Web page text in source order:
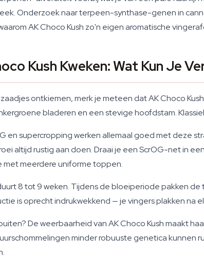
Onderzoek naar terpeen-synthase-genen in
AK Choco Kush zo'n eigen aromatische
Kush Kweken: Wat Kun Je
ontkiemen, merk je meteen dat AK Choco
bladeren en een stevige hoofdstam.
en supercropping werken allemaal goed met deze
altijd rustig aan doen. Draai je een ScrOG-net in een
met meerdere uniforme toppen.
8 tot 9 weken. Tijdens de bloeiperiode pakken
is oprecht indrukwekkend — je vingers plakken na
De weerbaarheid van AK Choco Kush maakt
minder robuuste genetica kunnen